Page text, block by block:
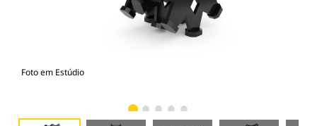
Foto em Estúdio